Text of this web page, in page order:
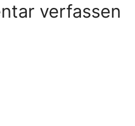
verfassen